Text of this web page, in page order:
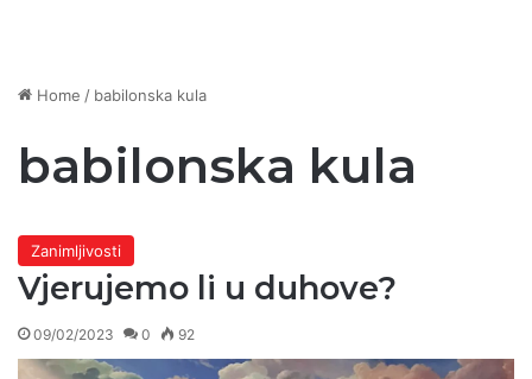
Home / babilonska kula
babilonska kula
Zanimljivosti
Vjerujemo li u duhove?
09/02/2023 0 92